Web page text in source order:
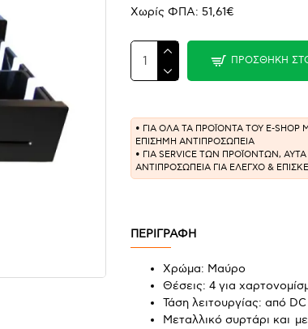
Χωρίς ΦΠΑ: 51,61€
ΠΡΟΣΘΉΚΗ
• ΓΙΑ ΟΛΑ ΤΑ ΠΡΟΪΟΝΤΑ ΤΟΥ E-
ΕΠΙΣΗΜΗ ΑΝΤΙΠΡΟΣΩΠΕΙΑ
• ΓΙΑ SERVICE ΤΩΝ ΠΡΟΪΟΝΤΩΝ,
ΑΝΤΙΠΡΟΣΩΠΕΙΑ ΓΙΑ ΕΛΕΓΧΟ &
ΠΕΡΙΓΡΑΦΗ
Χρώμα: Μαύρο
Θέσεις: 4 για
Τάση λειτουργίας: από
Μεταλλικό συρτάρι και